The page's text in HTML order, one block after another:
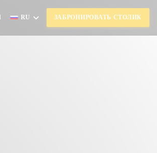
RU ЗАБРОНИРОВАТЬ СТОЛИК